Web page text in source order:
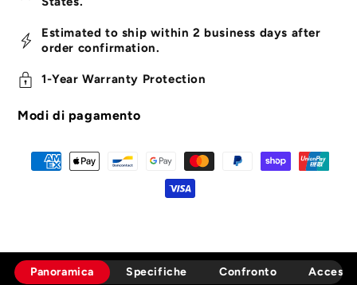
schermo
SJ4000
schermo
Estimated to ship within 2 business days after
order confirmation.
1-Year Warranty Protection
Modi di pagamento
Panoramica Specifiche Confronto